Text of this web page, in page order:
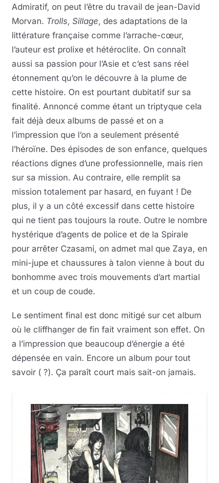
Admiratif, on peut l’être du travail de jean-David
Morvan. Trolls, Sillage, des adaptations de la
littérature française comme l’arrache-cœur,
l’auteur est prolixe et hétéroclite. On connaît
aussi sa passion pour l’Asie et c’est sans réel
étonnement qu’on le découvre à la plume de
cette histoire. On est pourtant dubitatif sur sa
finalité. Annoncé comme étant un triptyque cela
fait déjà deux albums de passé et on a
l’impression que l’on a seulement présenté
l’héroïne. Des épisodes de son enfance, quelques
réactions dignes d’une professionnelle, mais rien
sur sa mission. Au contraire, elle remplit sa
mission totalement par hasard, en fuyant ! De
plus, il y a un côté excessif dans cette histoire
qui ne tient pas toujours la route. Outre le nombre
hystérique d’agents de police et de la Spirale
pour arrêter Czasami, on admet mal que Zaya, en
mini-jupe et chaussures à talon vienne à bout du
bonhomme avec trois mouvements d’art martial
et un coup de coude.
Le sentiment final est donc mitigé sur cet album
où le cliffhanger de fin fait vraiment son effet. On
a l’impression que beaucoup d’énergie a été
dépensée en vain. Encore un album pour tout
savoir ( ?). Ça paraît court mais sait-on jamais.